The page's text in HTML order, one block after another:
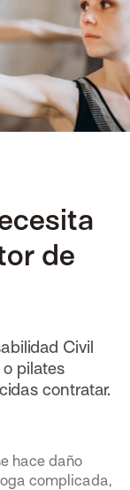
de
Civil
pilates
contratar.
hace daño
complicada,